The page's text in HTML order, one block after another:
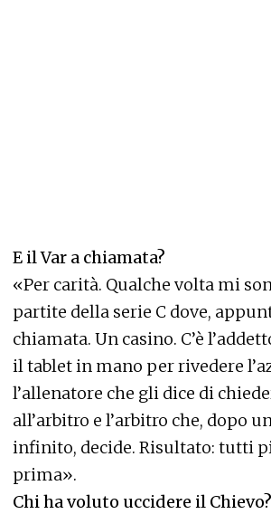
E il Var a chiamata?
«Per carità. Qualche volta mi
partite della serie C dove,
chiamata. Un casino. C’è
il tablet in mano per rivedere
l’allenatore che gli dice di
all’arbitro e l’arbitro che, dopo
infinito, decide. Risultato: tutti
prima».
Chi ha voluto uccidere il Chievo?